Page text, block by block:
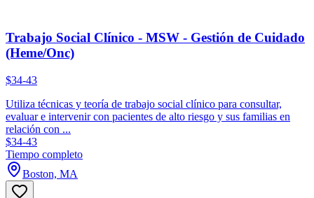
Trabajo Social Clínico - MSW - Gestión de Cuidado
(Heme/Onc)
$34-43
Utiliza técnicas y teoría de trabajo social clínico para consultar,
evaluar e intervenir con pacientes de alto riesgo y sus familias en
relación con ...
$34-43
Tiempo completo
Boston, MA